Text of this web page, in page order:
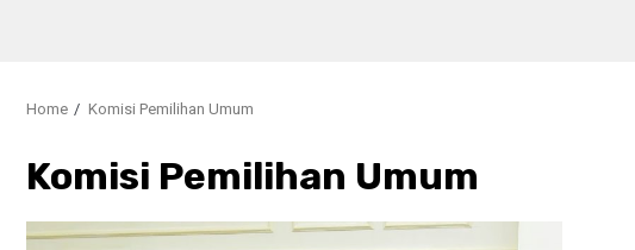
Home Komisi Pemilihan Umum
Komisi Pemilihan Umum